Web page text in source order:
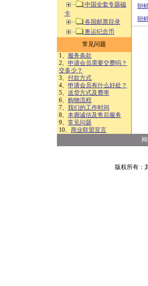
中国全套专题磁
卡
各国邮票目录
奥运纪念币
常见问题
1、 服务条款
2、 申请会员需要交费吗？
交多少？
3、 付款方式
4、 申请会员有什么好处？
5、 送货方式及费率
6、 购物流程
7、 我们的工作时间
8、 本廊诚信及售后服务
9、 常见问题
10、 商业联盟宣言
朝
朝
版权所有：